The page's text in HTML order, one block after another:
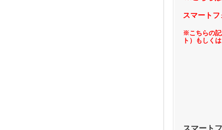
スマート
※こちらの記
ト）もしく
スマート